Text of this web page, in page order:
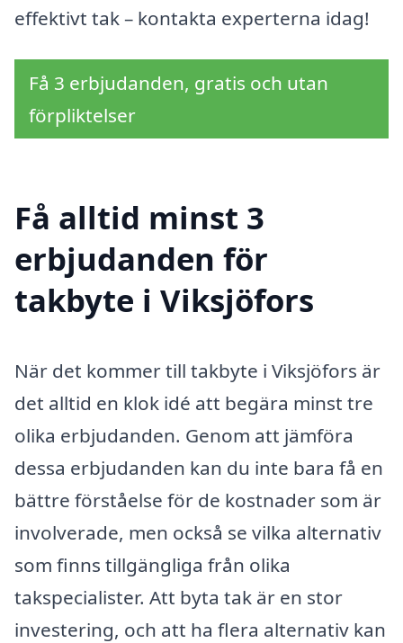
effektivt tak – kontakta experterna idag!
Få 3 erbjudanden, gratis och utan
förpliktelser
Få alltid minst 3
erbjudanden för
takbyte i Viksjöfors
När det kommer till takbyte i Viksjöfors är
det alltid en klok idé att begära minst tre
olika erbjudanden. Genom att jämföra
dessa erbjudanden kan du inte bara få en
bättre förståelse för de kostnader som är
involverade, men också se vilka alternativ
som finns tillgängliga från olika
takspecialister. Att byta tak är en stor
investering, och att ha flera alternativ kan